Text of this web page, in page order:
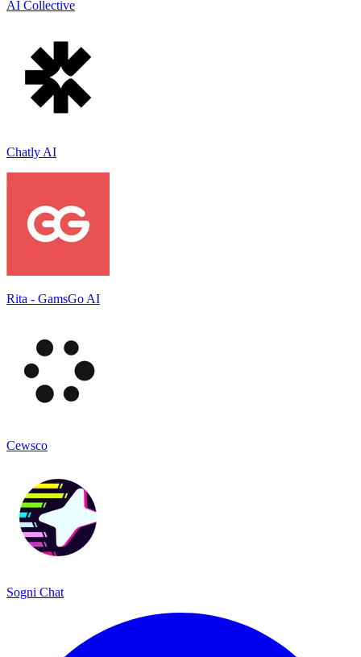
AI Collective
Chatly AI
Rita - GamsGo AI
Cewsco
Sogni Chat